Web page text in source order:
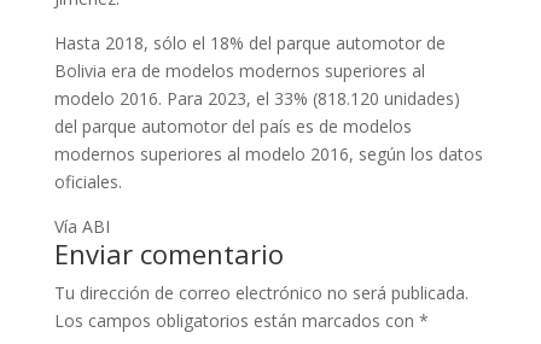
Hasta 2018, sólo el 18% del parque automotor de
Bolivia era de modelos modernos superiores al
modelo 2016. Para 2023, el 33% (818.120 unidades)
del parque automotor del país es de modelos
modernos superiores al modelo 2016, según los datos
oficiales.
Vía ABI
Enviar comentario
Tu dirección de correo electrónico no será publicada.
Los campos obligatorios están marcados con *